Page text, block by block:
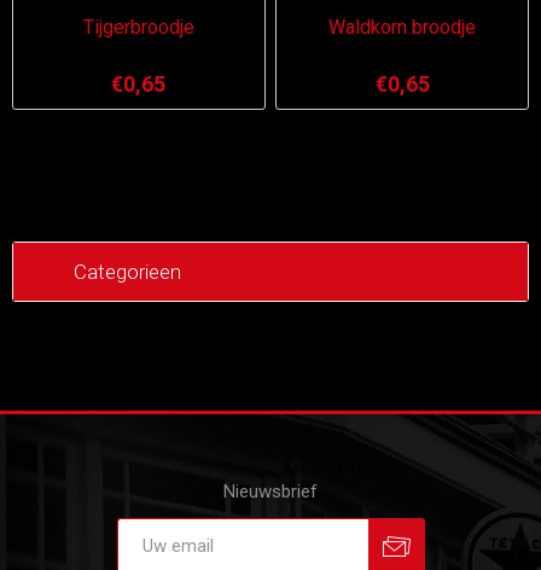
Tijgerbroodje
€0,65
Waldkorn broodje
€0,65
Categorieen
Nieuwsbrief